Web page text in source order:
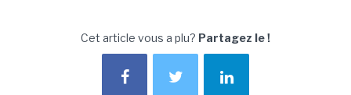
Cet article vous a plu? Partagez le !